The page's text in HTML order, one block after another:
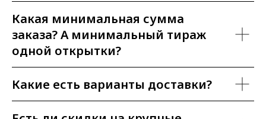
Какая минимальная сумма
заказа? А минимальный тираж
одной открытки?
Какие есть варианты доставки?